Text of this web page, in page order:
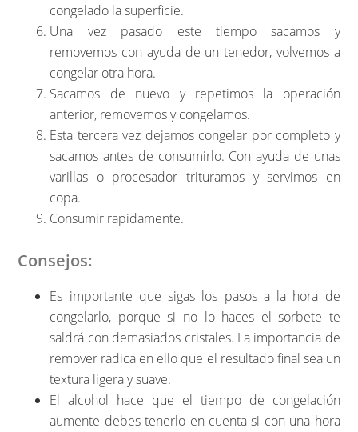
congelado la superficie.
Una vez pasado este tiempo sacamos y
removemos con ayuda de un tenedor, volvemos a
congelar otra hora.
Sacamos de nuevo y repetimos la operación
anterior, removemos y congelamos.
Esta tercera vez dejamos congelar por completo y
sacamos antes de consumirlo. Con ayuda de unas
varillas o procesador trituramos y servimos en
copa.
Consumir rapidamente.
Consejos:
Es importante que sigas los pasos a la hora de
congelarlo, porque si no lo haces el sorbete te
saldrá con demasiados cristales. La importancia de
remover radica en ello que el resultado final sea un
textura ligera y suave.
El alcohol hace que el tiempo de congelación
aumente debes tenerlo en cuenta si con una hora